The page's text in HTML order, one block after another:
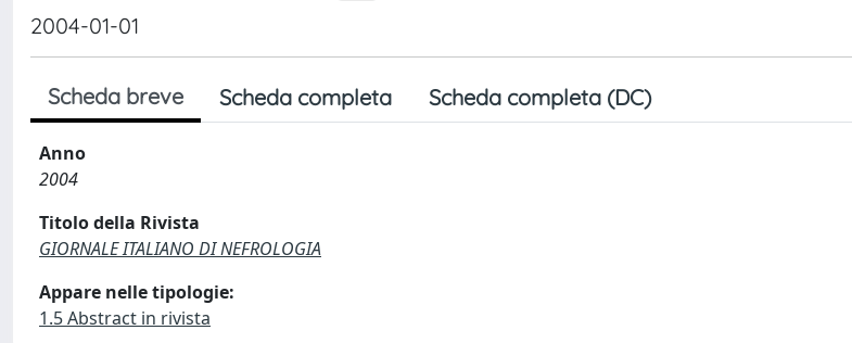
2004-01-01
Scheda breve Scheda completa Scheda completa (DC)
Anno
2004
Titolo della Rivista
GIORNALE ITALIANO DI NEFROLOGIA
Appare nelle tipologie:
1.5 Abstract in rivista